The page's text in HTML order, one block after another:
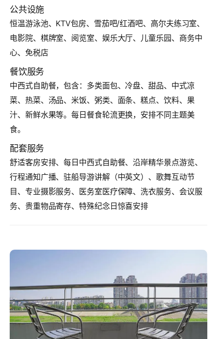
公共设施
恒温游泳池、KTV包房、雪茄吧/红酒吧、高尔夫练习室、
电影院、棋牌室、阅览室、娱乐大厅、儿童乐园、商务中
心、免税店
餐饮服务
中西式自助餐，包含：多类面包、冷盘、甜品、中式凉
菜、热菜、汤品、米饭、粥类、面条、糕点、饮料、果
汁、新鲜水果等。每日餐食轮流更换，安排不同主题美
食。
配套服务
舒适客房安排、每日中西式自助餐、沿岸精华景点游览、
行程通知广播、驻船导游讲解（中英文）、歌舞互动节
目、专业摄影服务、医务室医疗保障、洗衣服务、会议服
务、贵重物品寄存、特殊纪念日惊喜安排